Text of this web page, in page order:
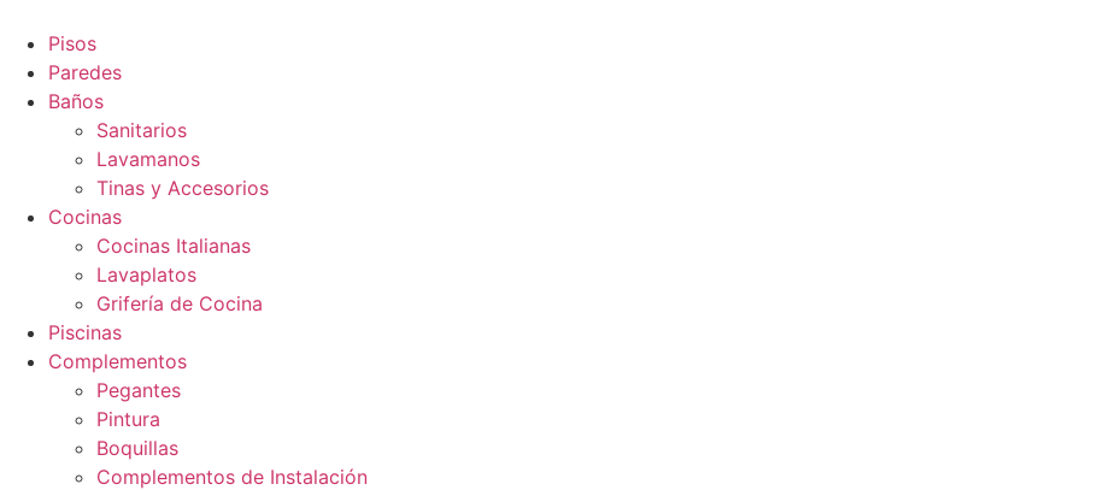
contenido
Pisos
Paredes
Baños
Sanitarios
Lavamanos
Tinas y Accesorios
Cocinas
Cocinas Italianas
Lavaplatos
Grifería de Cocina
Piscinas
Complementos
Pegantes
Pintura
Boquillas
Complementos de Instalación